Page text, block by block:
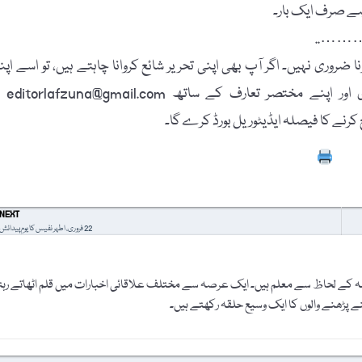
ہے صرف ایک بار۔
نہیں۔ اگر آپ بھی اپنی تحریر شائع کروانا چاہتے ہیں، تو اسے
NEXT
22 فروری، اطہر نفیس کا یومِ پیدائش
لحاظ سے معلم ہیں۔ ایک عرصہ سے مختلف علاقائی اخبارات میں قلم اٹھاتے
پڑھنے والوں کا ایک وسیع حلقہ رکھتے ہیں۔